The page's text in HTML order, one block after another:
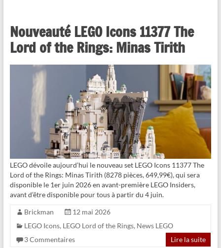
Nouveauté LEGO Icons 11377 The
Lord of the Rings: Minas Tirith
LEGO dévoile aujourd’hui le nouveau set LEGO Icons 11377 The
Lord of the Rings: Minas Tirith (8278 pièces, 649,99€), qui sera
disponible le 1er juin 2026 en avant-première LEGO Insiders,
avant d’être disponible pour tous à partir du 4 juin.
Brickman
12 mai 2026
LEGO Icons, LEGO Lord of the Rings, News LEGO
3 Commentaires
Lire la suite